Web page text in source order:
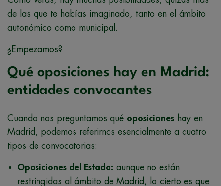
de las que te habías imaginado, tanto en el ámbito
autonómico como municipal.
¿Empezamos?
Qué oposiciones hay en Madrid:
entidades convocantes
Cuando nos preguntamos qué oposiciones hay en
Madrid, podemos referirnos esencialmente a cuatro
tipos de convocatorias:
Oposiciones del Estado: aunque no están
restringidas al ámbito de Madrid, lo cierto es que